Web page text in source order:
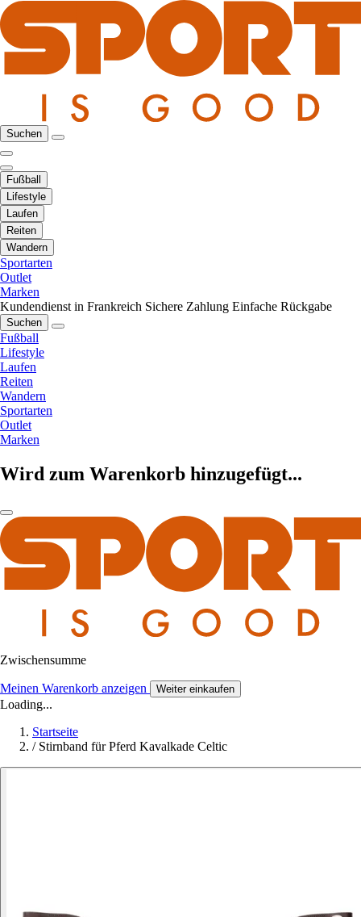
Suchen
Fußball
Lifestyle
Laufen
Reiten
Wandern
Sportarten
Outlet
Marken
Kundendienst in Frankreich Sichere Zahlung Einfache Rückgabe
Suchen
Fußball
Lifestyle
Laufen
Reiten
Wandern
Sportarten
Outlet
Marken
Wird zum Warenkorb hinzugefügt...
Zwischensumme
Meinen Warenkorb anzeigen Weiter einkaufen
Loading...
Startseite
/ Stirnband für Pferd Kavalkade Celtic